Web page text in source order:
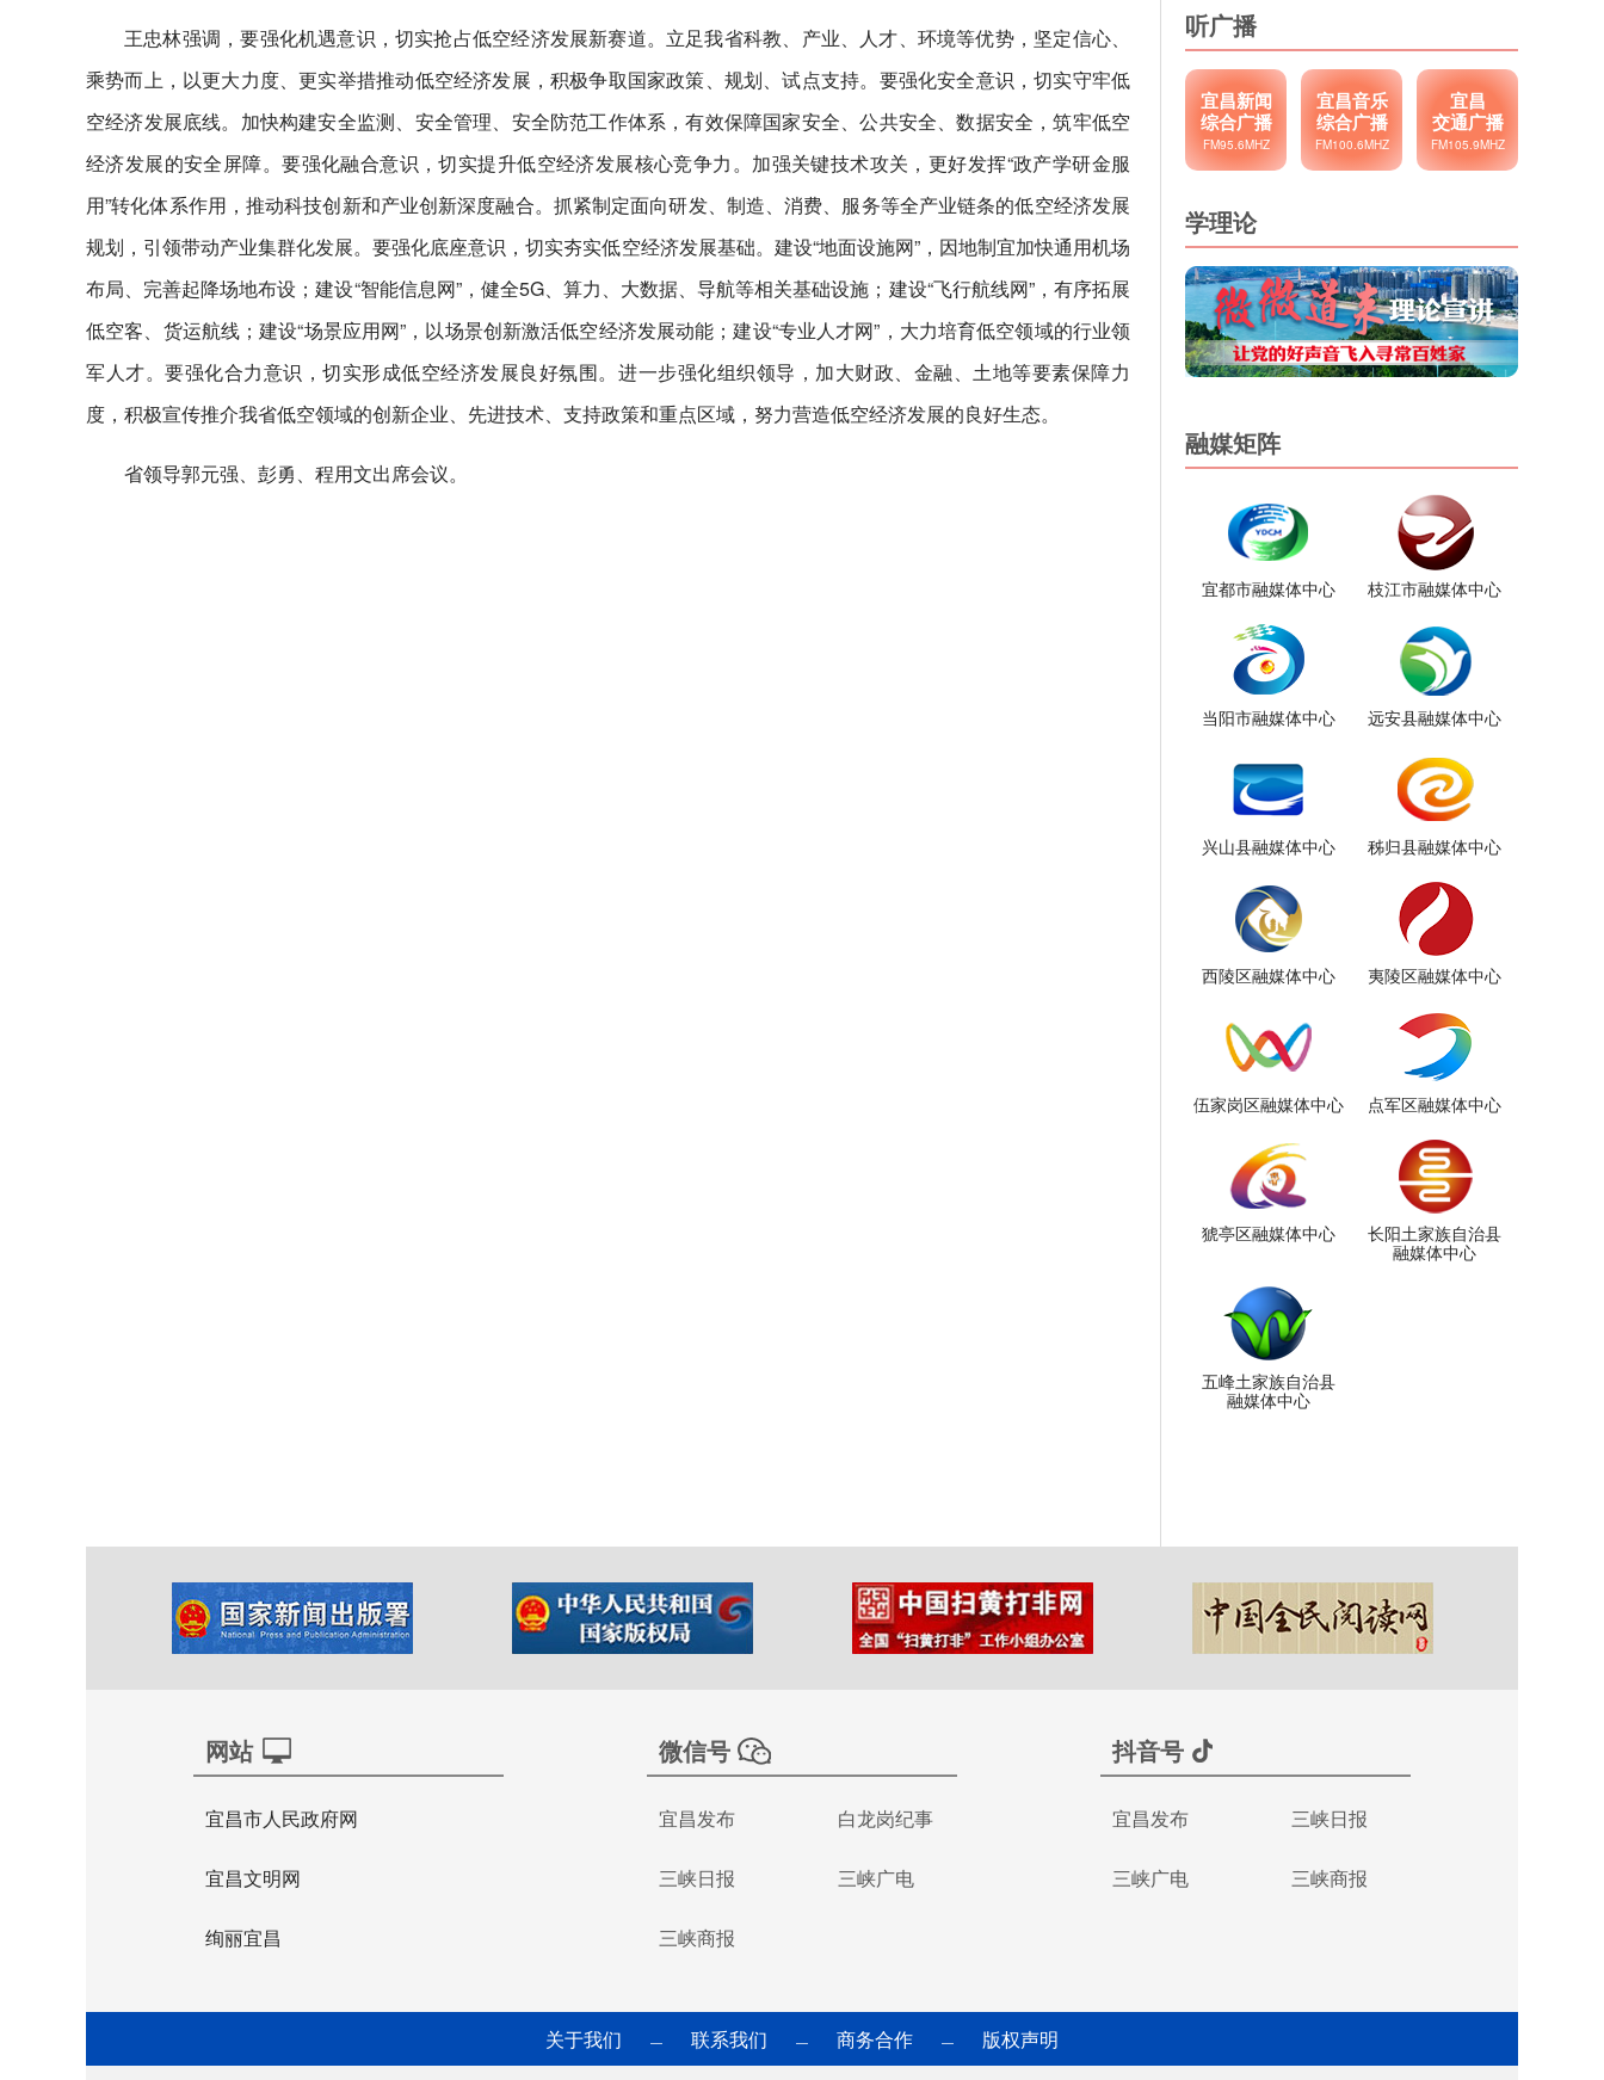
王忠林强调，要强化机遇意识，切实抢占低空经济发展新赛道。立足我省科教、产业、人才、环境等优势，坚定信心、
乘势而上，以更大力度、更实举措推动低空经济发展，积极争取国家政策、规划、试点支持。要强化安全意识，切实守牢低
空经济发展底线。加快构建安全监测、安全管理、安全防范工作体系，有效保障国家安全、公共安全、数据安全，筑牢低空
经济发展的安全屏障。要强化融合意识，切实提升低空经济发展核心竞争力。加强关键技术攻关，更好发挥“政产学研金服
用”转化体系作用，推动科技创新和产业创新深度融合。抓紧制定面向研发、制造、消费、服务等全产业链条的低空经济发展
规划，引领带动产业集群化发展。要强化底座意识，切实夯实低空经济发展基础。建设“地面设施网”，因地制宜加快通用机场
布局、完善起降场地布设；建设“智能信息网”，健全5G、算力、大数据、导航等相关基础设施；建设“飞行航线网”，有序拓展
低空客、货运航线；建设“场景应用网”，以场景创新激活低空经济发展动能；建设“专业人才网”，大力培育低空领域的行业领
军人才。要强化合力意识，切实形成低空经济发展良好氛围。进一步强化组织领导，加大财政、金融、土地等要素保障力
度，积极宣传推介我省低空领域的创新企业、先进技术、支持政策和重点区域，努力营造低空经济发展的良好生态。
省领导郭元强、彭勇、程用文出席会议。
听广播
宜昌新闻
综合广播
FM95.6MHZ
宜昌音乐
综合广播
FM100.6MHZ
宜昌
交通广播
FM105.9MHZ
学理论
融媒矩阵
宜都市融媒体中心 枝江市融媒体中心
当阳市融媒体中心 远安县融媒体中心
兴山县融媒体中心 秭归县融媒体中心
西陵区融媒体中心 夷陵区融媒体中心
伍家岗区融媒体中心 点军区融媒体中心
猇亭区融媒体中心
长阳土家族自治县
融媒体中心
五峰土家族自治县
融媒体中心
网站
宜昌市人民政府网
宜昌文明网
绚丽宜昌
微信号
宜昌发布 白龙岗纪事
三峡日报 三峡广电
三峡商报
抖音号
宜昌发布 三峡日报
三峡广电 三峡商报
关于我们 — 联系我们 — 商务合作 — 版权声明